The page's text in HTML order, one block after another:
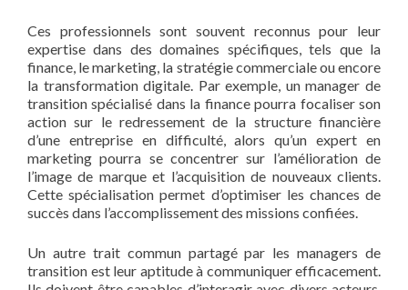
Ces professionnels sont souvent reconnus pour leur
expertise dans des domaines spécifiques, tels que la
finance, le marketing, la stratégie commerciale ou encore
la transformation digitale. Par exemple, un manager de
transition spécialisé dans la finance pourra focaliser son
action sur le redressement de la structure financière
d’une entreprise en difficulté, alors qu’un expert en
marketing pourra se concentrer sur l’amélioration de
l’image de marque et l’acquisition de nouveaux clients.
Cette spécialisation permet d’optimiser les chances de
succès dans l’accomplissement des missions confiées.
Un autre trait commun partagé par les managers de
transition est leur aptitude à communiquer efficacement.